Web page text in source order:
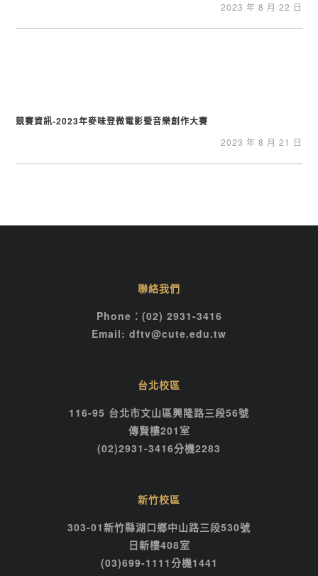
2023 年 8 月 22 日
競賽資訊-2023年麥味登微電影暨音樂創作大賽
2023 年 8 月 21 日
聯絡我們
Phone：(02) 2931-3416
Email: dftv@cute.edu.tw
台北校區
116-95 台北市文山區興隆路三段56號
傳賢樓201室
(02)2931-3416分機2283
新竹校區
303-01新竹縣湖口鄉中山路三段530號
日新樓408室
(03)699-1111分機1441